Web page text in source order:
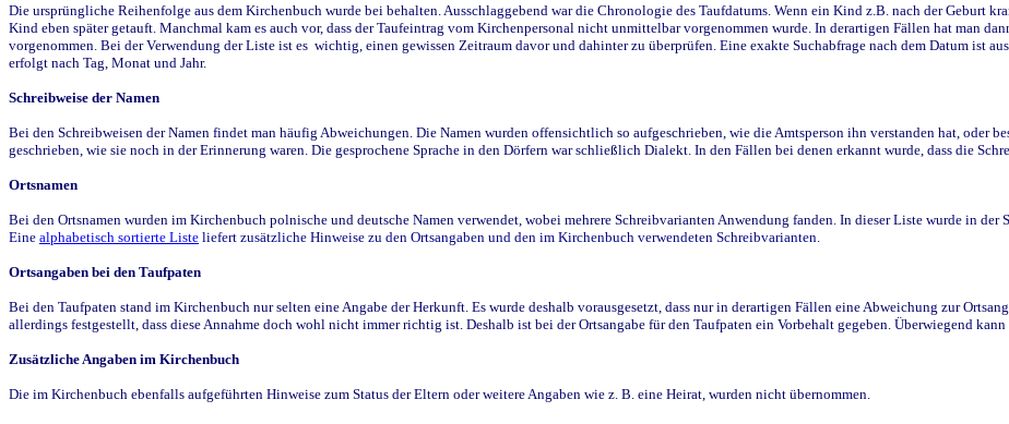
Die ursprüngliche Reihenfolge aus dem Kirchenbuch wurde bei behalten. Ausschlaggebend war die Chronologie des Taufdatums. Wenn ein Kind z.B. nach der Geburt
Kind eben später getauft. Manchmal kam es auch vor, dass der Taufeintrag vom Kirchenpersonal nicht unmittelbar vorgenommen wurde. In derartigen Fällen hat man
vorgenommen. Bei der Verwendung der Liste ist es wichtig, einen gewissen Zeitraum davor und dahinter zu überprüfen. Eine exakte Suchabfrage nach dem Datum ist
erfolgt nach Tag, Monat und Jahr.
Schreibweise der Namen
Bei den Schreibweisen der Namen findet man häufig Abweichungen. Die Namen wurden offensichtlich so aufgeschrieben, wie die Amtsperson ihn verstanden hat, oder
geschrieben, wie sie noch in der Erinnerung waren. Die gesprochene Sprache in den Dörfern war schließlich Dialekt. In den Fällen bei denen erkannt wurde, dass die
Ortsnamen
Bei den Ortsnamen wurden im Kirchenbuch polnische und deutsche Namen verwendet, wobei mehrere Schreibvarianten Anwendung fanden. In dieser Liste wurde in der
Eine alphabetisch sortierte Liste liefert zusätzliche Hinweise zu den Ortsangaben und den im Kirchenbuch verwendeten Schreibvarianten.
Ortsangaben bei den Taufpaten
Bei den Taufpaten stand im Kirchenbuch nur selten eine Angabe der Herkunft. Es wurde deshalb vorausgesetzt, dass nur in derartigen Fällen eine Abweichung zur
allerdings festgestellt, dass diese Annahme doch wohl nicht immer richtig ist. Deshalb ist bei der Ortsangabe für den Taufpaten ein Vorbehalt gegeben. Überwiegend
Zusätzliche Angaben im Kirchenbuch
Die im Kirchenbuch ebenfalls aufgeführten Hinweise zum Status der Eltern oder weitere Angaben wie z. B. eine Heirat, wurden nicht übernommen.